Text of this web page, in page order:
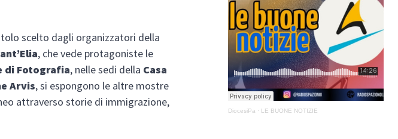
scelto dagli organizzatori della
, che vede protagoniste le
di Fotografia, nelle sedi della Casa
Arvis, si espongono le altre mostre
attraverso storie di immigrazione,
DiocesiPa · LE BUONE NOTIZIE